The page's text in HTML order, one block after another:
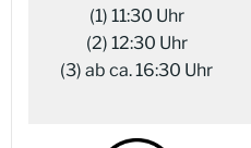
(1) 11:30 Uhr
(2) 12:30 Uhr
(3) ab ca. 16:30 Uhr